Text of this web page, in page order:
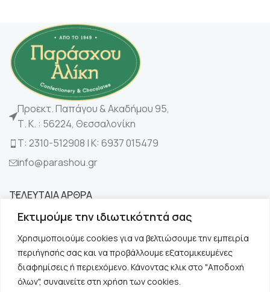
Εκτιμούμε την ιδιωτικότητά σας
Χρησιμοποιούμε cookies για να βελτιώσουμε την εμπειρία
περιήγησής σας και να προβάλλουμε εξατομικευμένες
διαφημίσεις ή περιεχόμενο. Κάνοντας κλικ στο "Αποδοχή
όλων", συναινείτε στη χρήση των cookies.
Προεκτ. Παπάγου & Ακαδήμου 95,
Τ. Κ. : 56224, Θεσσαλονίκη
Τ: 2310-512908 | K: 6937 015479
info@parashou.gr
ΤΕΛΕΥΤΑΙΑ ΑΡΘΡΑ
ΚΑΤΗΓΟΡΙΕΣ
ΧΡΗΣΙΜΑ
ΠΛΗΡΟΦΟΡΙΕΣ